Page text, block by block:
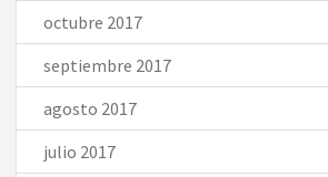
octubre 2017
septiembre 2017
agosto 2017
julio 2017